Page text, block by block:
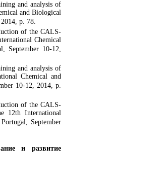
and analysis of
and Biological
p. 78.
of the CALS-
Chemical
September 10-12,
and analysis of
Chemical and
10-12, 2014, p.
of the CALS-
12th International
September
и развитие